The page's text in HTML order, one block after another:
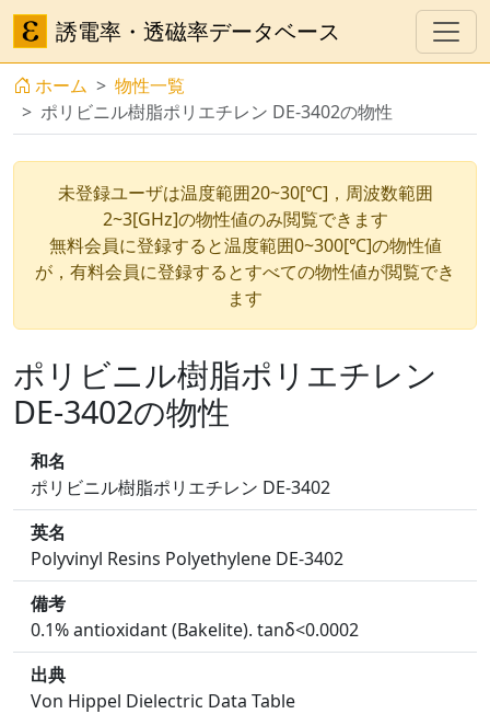
誘電率・透磁率データベース
ホーム
物性一覧
ポリビニル樹脂ポリエチレン DE-3402の物性
未登録ユーザは温度範囲20~30[℃]，周波数範囲
2~3[GHz]の物性値のみ閲覧できます
無料会員に登録すると温度範囲0~300[℃]の物性値
が，有料会員に登録するとすべての物性値が閲覧でき
ます
ポリビニル樹脂ポリエチレン
DE-3402の物性
和名
ポリビニル樹脂ポリエチレン DE-3402
英名
Polyvinyl Resins Polyethylene DE-3402
備考
0.1% antioxidant (Bakelite). tanδ<0.0002
出典
Von Hippel Dielectric Data Table